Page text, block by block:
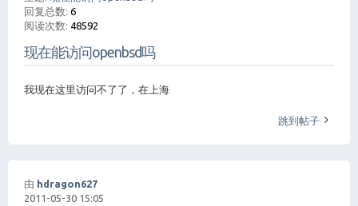
回复总数: 6
阅读次数: 48592
现在能访问openbsd吗
我现在这里访问不了了，在上海
跳到帖子
由 hdragon627
2011-05-30 15:05